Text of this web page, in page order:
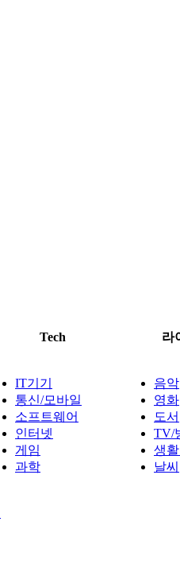
Tech 라
IT기기
통신/모바일
소프트웨어
인터넷
게임
과학
음악
영화
도서
TV/
생
날씨